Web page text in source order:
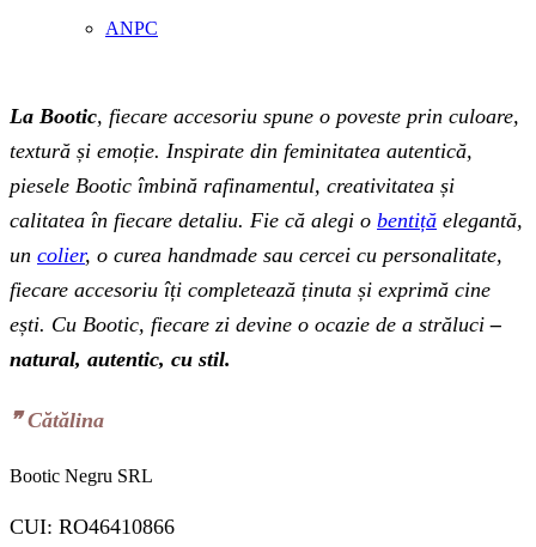
ANPC
La Bootic, fiecare accesoriu spune o poveste prin culoare,
textură și emoție. Inspirate din feminitatea autentică,
piesele Bootic îmbină rafinamentul, creativitatea și
calitatea în fiecare detaliu. Fie că alegi o bentiță elegantă,
un colier, o curea handmade sau cercei cu personalitate,
fiecare accesoriu îți completează ținuta și exprimă cine
ești. Cu Bootic, fiecare zi devine o ocazie de a străluci –
natural, autentic, cu stil.
❞‬ Cătălina
Bootic Negru SRL
CUI: RO46410866